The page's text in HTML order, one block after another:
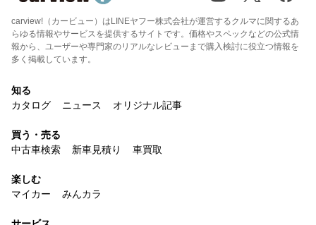
carview!（カービュー）はLINEヤフー株式会社が運営するクルマに関するあ
らゆる情報やサービスを提供するサイトです。価格やスペックなどの公式情
報から、ユーザーや専門家のリアルなレビューまで購入検討に役立つ情報を
多く掲載しています。
知る
カタログ
ニュース オリジナル記事
買う・売る
中古車検索
新車見積り 車買取
楽しむ
マイカー
みんカラ